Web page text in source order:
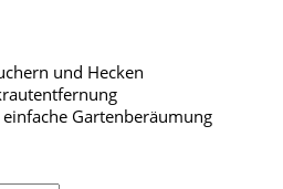
und Hecken
Gartenberäumung